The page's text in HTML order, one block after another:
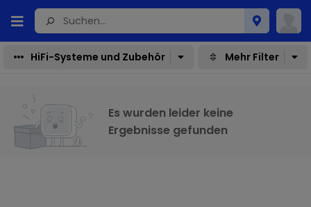
HiFi-Systeme und Zubehör Mehr Filter
Es wurden leider keine
Ergebnisse gefunden